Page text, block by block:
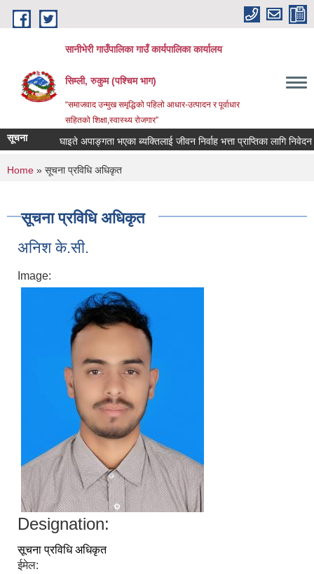
Skip to main content
सानीभेरी गाउँपालिका गाउँ कार्यपालिका कार्यालय
सिम्ली, रुकुम (पश्चिम भाग)
“समाजवाद उन्मुख समृद्धिको पहिलो आधार-उत्पादन र पूर्वाधार
सहितको शिक्षा,स्वास्थ्य रोजगार”
सूचना घाइते अपाङ्गता भएका ब्यक्तिलाई जीवन निर्वाह भत्ता प्राप्तिका लागि निवेदन दिन
You are here
Home » सूचना प्रविधि अधिकृत
सूचना प्रविधि अधिकृत
अनिश के.सी.
Image:
Designation:
सूचना प्रविधि अधिकृत
ईमेल: